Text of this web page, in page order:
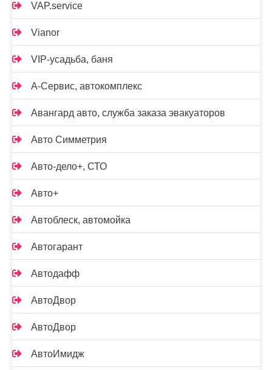
VAP.service
Vianor
VIP-усадьба, баня
А-Сервис, автокомплекс
Авангард авто, служба заказа эвакуаторов
Авто Симметрия
Авто-дело+, СТО
Авто+
Автоблеск, автомойка
Автогарант
Автодафф
АвтоДвор
АвтоДвор
АвтоИмидж